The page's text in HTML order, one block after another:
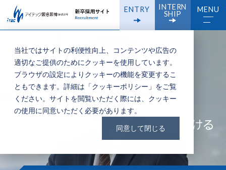
当社ではサイトの利便性向上、コンテンツや広告の
適切なご提供のためにクッキーを使用しています。
ブラウザの設定によりクッキーの機能を変更するこ
ともできます。詳細は「クッキーポリシー 」をご覧
ください。サイトを閲覧いただく際には、クッキー
の使用に同意いただく必要があります。
同意して閉じる
MENU
INTERN
SHIP
ENTRY
AI技術を活用し、
ビルから街全体の価値を高めていける
システムを開発したい。